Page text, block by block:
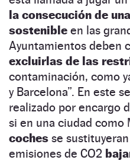
la consecución de
sostenible en las
Ayuntamientos deben
excluirlas de las
contaminación, como
y Barcelona”. En este
realizado por encargo
si en una ciudad como
coches se
emisiones de CO2